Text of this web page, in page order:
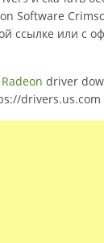
Software
ссылке или с
driver
drivers.us.com